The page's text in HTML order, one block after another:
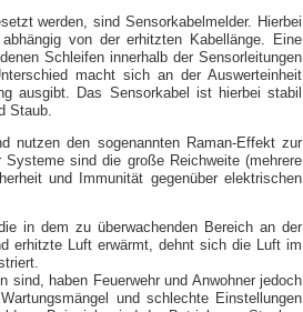
werden, sind Sensorkabelmelder. Hierbei
von der erhitzten Kabellänge. Eine
Schleifen innerhalb der Sensorleitungen
macht sich an der Auswerteinheit
ausgibt. Das Sensorkabel ist hierbei stabil
Staub.
nutzen den sogenannten Raman-Effekt zur
Systeme sind die große Reichweite (mehrere
und Immunität gegenüber elektrischen
in dem zu überwachenden Bereich an der
erhitzte Luft erwärmt, dehnt sich die Luft im
sind, haben Feuerwehr und Anwohner jedoch
und schlechte Einstellungen